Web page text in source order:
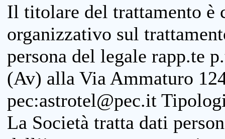
Il titolare del trattamento è
organizzativo sul
persona del legale rapp.te
(Av) alla Via Ammaturo
pec:astrotel@pec.it
La Società tratta dati